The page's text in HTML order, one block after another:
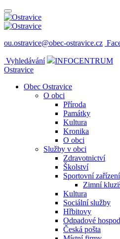
ou.ostravice@obec-ostravice.cz
Vyhledávání
INFOCENTRUM
Ostravice
Obec Ostravice
O obci
Příroda
Památky
Kultura
Kronika
O obci
Služby v obci
Zdravotnictví
Školství
Sportovní zařízení
Zimní
Kultura
Sociální služby
Hřbitovy
Odpadové
Česká pošta